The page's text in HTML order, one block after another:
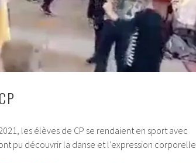
les élèves de CP se rendaient en sport avec
pu découvrir la danse et l’expression corporelle.